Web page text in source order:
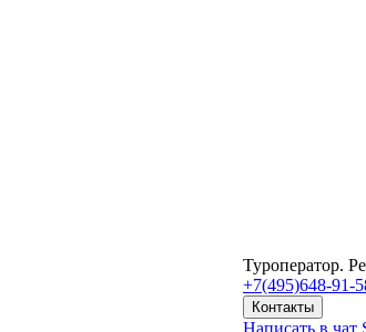
Туроператор.
+7(495)648-91-
Контакты
Написать в чат